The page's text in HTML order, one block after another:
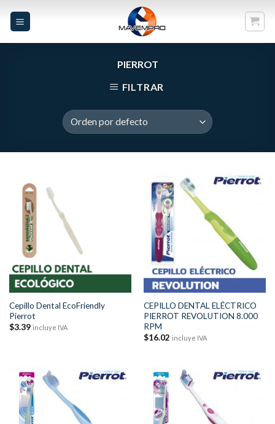
PIERROT
FILTRAR
Cepillo Dental EcoFriendly
Pierrot
$3.39 incluye IVA
CEPILLO DENTAL ELÉCTRICO
PIERROT REVOLUTION 8.000
RPM
$16.02 incluye IVA